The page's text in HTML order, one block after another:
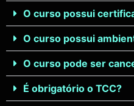
O curso possui
O curso possui
O curso pode ser
É obrigatório o TCC?